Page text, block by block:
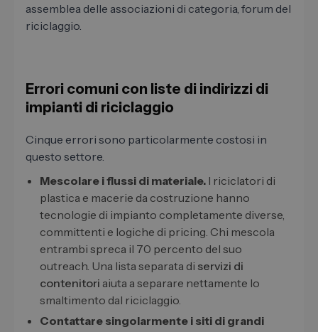
assemblea delle associazioni di categoria, forum del
riciclaggio.
Errori comuni con liste di indirizzi di
impianti di riciclaggio
Cinque errori sono particolarmente costosi in
questo settore.
Mescolare i flussi di materiale. I riciclatori di
plastica e macerie da costruzione hanno
tecnologie di impianto completamente diverse,
committenti e logiche di pricing. Chi mescola
entrambi spreca il 70 percento del suo
outreach. Una lista separata di servizi di
contenitori aiuta a separare nettamente lo
smaltimento dal riciclaggio.
Contattare singolarmente i siti di grandi